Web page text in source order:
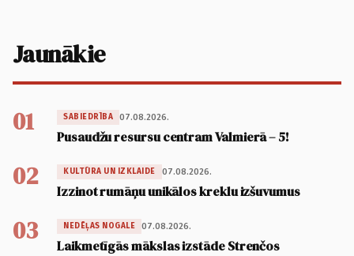
Jaunākie
01 SABIEDRĪBA 07.08.2026.
Pusaudžu resursu centram Valmierā – 5!
02 KULTŪRA UN IZKLAIDE 07.08.2026.
Izzinot rumāņu unikālos kreklu izšuvumus
03 NEDĒĻAS NOGALE 07.08.2026.
Laikmetīgās mākslas izstāde Strenčos